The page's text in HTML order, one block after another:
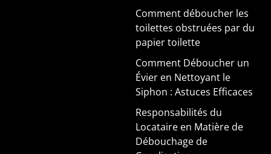
Comment déboucher les
toilettes obstruées par du
papier toilette
Comment Déboucher un
Évier en Nettoyant le
Siphon : Astuces Efficaces
Responsabilités du
Locataire en Matière de
Débouchage de